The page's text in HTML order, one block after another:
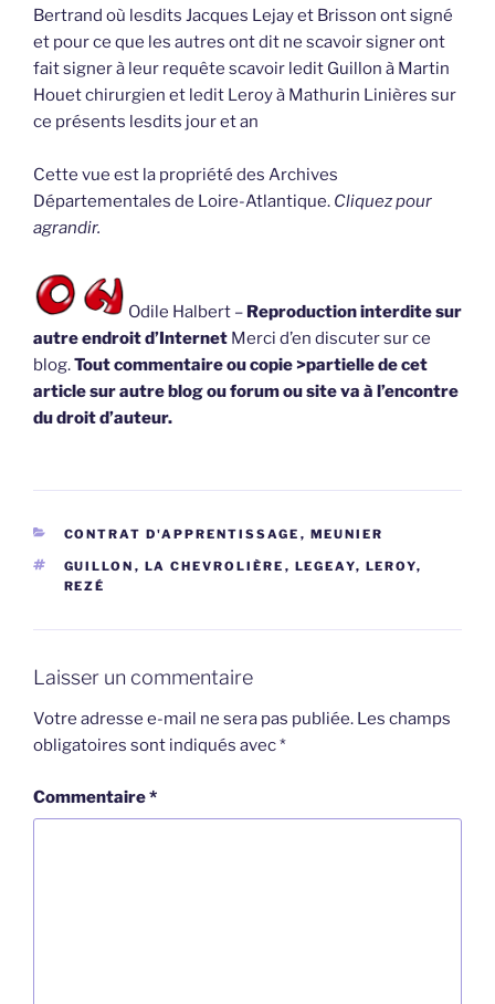
Bertrand où lesdits Jacques Lejay et Brisson ont signé
et pour ce que les autres ont dit ne scavoir signer ont
fait signer à leur requête scavoir ledit Guillon à Martin
Houet chirurgien et ledit Leroy à Mathurin Linières sur
ce présents lesdits jour et an
Cette vue est la propriété des Archives
Départementales de Loire-Atlantique. Cliquez pour
agrandir.
Odile Halbert – Reproduction interdite sur
autre endroit d’Internet Merci d’en discuter sur ce
blog.Tout commentaire ou copie >partielle de cet
article sur autre blog ou forum ou site va à l’encontre
du droit d’auteur.
CATÉGORIES
CONTRAT D'APPRENTISSAGE , MEUNIER
ÉTIQUETTES
GUILLON , LA CHEVROLIÈRE , LEGEAY, LEROY,
REZÉ
Laisser un commentaire
Votre adresse e-mail ne sera pas publiée. Les champs
obligatoires sont indiqués avec*
Commentaire*